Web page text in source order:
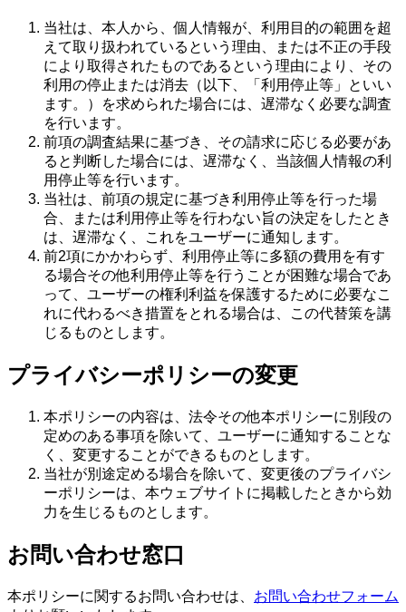
当社は、本人から、個人情報が、利用目的の範囲を超
えて取り扱われているという理由、または不正の手段
により取得されたものであるという理由により、その
利用の停止または消去（以下、「利用停止等」といい
ます。）を求められた場合には、遅滞なく必要な調査
を行います。
前項の調査結果に基づき、その請求に応じる必要があ
ると判断した場合には、遅滞なく、当該個人情報の利
用停止等を行います。
当社は、前項の規定に基づき利用停止等を行った場
合、または利用停止等を行わない旨の決定をしたとき
は、遅滞なく、これをユーザーに通知します。
前2項にかかわらず、利用停止等に多額の費用を有す
る場合その他利用停止等を行うことが困難な場合であ
って、ユーザーの権利利益を保護するために必要なこ
れに代わるべき措置をとれる場合は、この代替策を講
じるものとします。
プライバシーポリシーの変更
本ポリシーの内容は、法令その他本ポリシーに別段の
定めのある事項を除いて、ユーザーに通知することな
く、変更することができるものとします。
当社が別途定める場合を除いて、変更後のプライバシ
ーポリシーは、本ウェブサイトに掲載したときから効
力を生じるものとします。
お問い合わせ窓口
本ポリシーに関するお問い合わせは、 お問い合わせフォーム